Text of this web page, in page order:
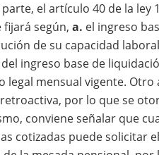
el artículo 40 de la ley
fijará según, a. el ingreso
de su capacidad
del ingreso base de
legal mensual vigente.
por lo que se
conviene señalar que
cotizadas puede solicitar